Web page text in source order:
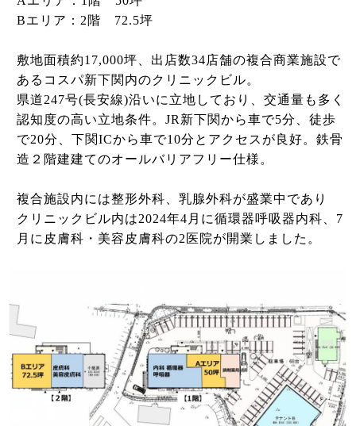
Bエリア：2階 72.5坪
敷地面積約17,000坪、出店数34店舗の複合商業施設で
あるコスパ新下関内のクリニックビル。
県道247号(長安線)沿いに立地しており、交通量も多く
認知度の高い立地条件。JR新下関から車で5分、徒歩
で20分、下関ICから車で10分とアクセスが良好。鉄骨
造２階建建てのオールバリアフリー仕様。
複合施設内には整形外科、乳腺外科が盛業中であり
クリニックビル内は2024年4月に循環器呼吸器内科、7
月に皮膚科・美容皮膚科の2医院が開業しました。